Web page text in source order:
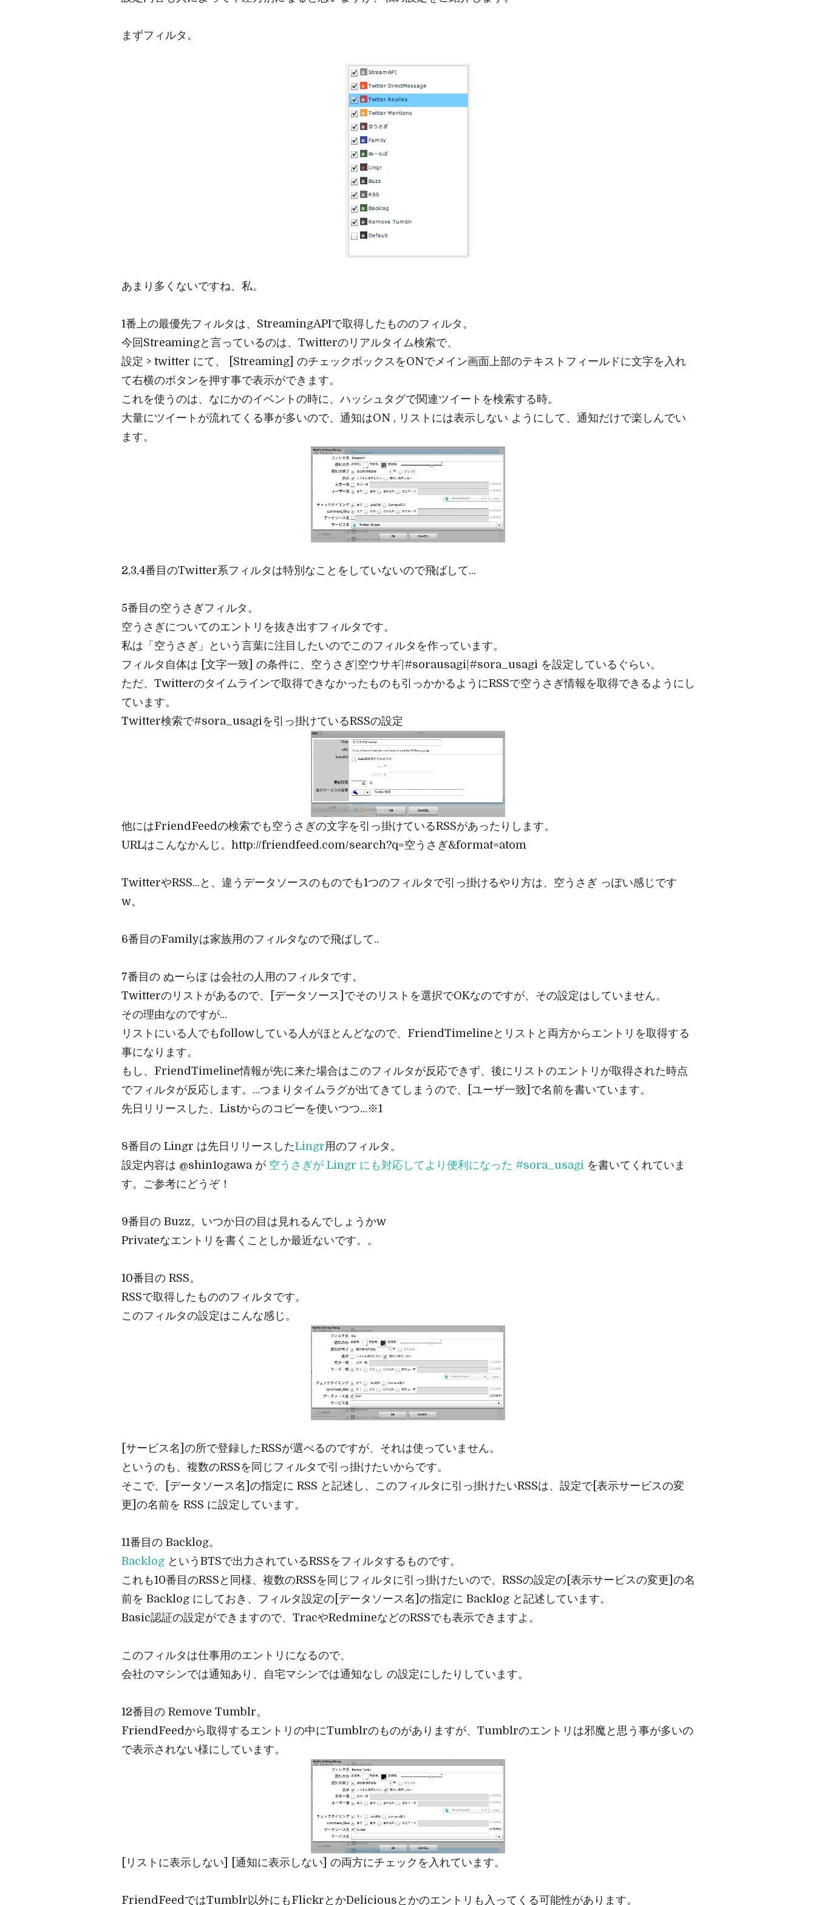
まずフィルタ。
あまり多くないですね、私。
1番上の最優先フィルタは、StreamingAPIで取得したもののフィルタ。
今回Streamingと言っているのは、Twitterのリアルタイム検索で、
設定 > twitter にて、 [Streaming] のチェックボックスをONでメイン画面上部のテキストフィールドに文字を入れ
て右横のボタンを押す事で表示ができます。
これを使うのは、なにかのイベントの時に、ハッシュタグで関連ツイートを検索する時。
大量にツイートが流れてくる事が多いので、通知はON , リストには表示しない ようにして、通知だけで楽しんでい
ます。
2,3,4番目のTwitter系フィルタは特別なことをしていないので飛ばして...
5番目の空うさぎフィルタ。
空うさぎについてのエントリを抜き出すフィルタです。
私は「空うさぎ」という言葉に注目したいのでこのフィルタを作っています。
フィルタ自体は [文字一致] の条件に、空うさぎ|空ウサギ|#sorausagi|#sora_usagi を設定しているぐらい。
ただ、Twitterのタイムラインで取得できなかったものも引っかかるようにRSSで空うさぎ情報を取得できるようにし
ています。
Twitter検索で#sora_usagiを引っ掛けているRSSの設定
他にはFriendFeedの検索でも空うさぎの文字を引っ掛けているRSSがあったりします。
URLはこんなかんじ。http://friendfeed.com/search?q=空うさぎ&format=atom
TwitterやRSS...と、違うデータソースのものでも1つのフィルタで引っ掛けるやり方は、空うさぎ っぽい感じです
w。
6番目のFamilyは家族用のフィルタなので飛ばして..
7番目の ぬーらぼ は会社の人用のフィルタです。
Twitterのリストがあるので、[データソース]でそのリストを選択でOKなのですが、その設定はしていません。
その理由なのですが...
リストにいる人でもfollowしている人がほとんどなので、FriendTimelineとリストと両方からエントリを取得する
事になります。
もし、FriendTimeline情報が先に来た場合はこのフィルタが反応できず、後にリストのエントリが取得された時点
でフィルタが反応します。...つまりタイムラグが出てきてしまうので、[ユーザ一致]で名前を書いています。
先日リリースした、Listからのコピーを使いつつ...※1
8番目の Lingr は先日リリースしたLingr用のフィルタ。
設定内容は @shin1ogawa が 空うさぎが Lingr にも対応してより便利になった #sora_usagiを書いてくれていま
す。ご参考にどうぞ！
9番目の Buzz。いつか日の目は見れるんでしょうかw
Privateなエントリを書くことしか最近ないです。。
10番目の RSS。
RSSで取得したもののフィルタです。
このフィルタの設定はこんな感じ。
[サービス名]の所で登録したRSSが選べるのですが、それは使っていません。
というのも、複数のRSSを同じフィルタで引っ掛けたいからです。
そこで、[データソース名]の指定に RSS と記述し、このフィルタに引っ掛けたいRSSは、設定で[表示サービスの変
更]の名前を RSS に設定しています。
11番目の Backlog。
BacklogというBTSで出力されているRSSをフィルタするものです。
これも10番目のRSSと同様、複数のRSSを同じフィルタに引っ掛けたいので、RSSの設定の[表示サービスの変更]の名
前を Backlog にしておき、フィルタ設定の[データソース名]の指定に Backlog と記述しています。
Basic認証の設定ができますので、TracやRedmineなどのRSSでも表示できますよ。
このフィルタは仕事用のエントリになるので、
会社のマシンでは通知あり、自宅マシンでは通知なし の設定にしたりしています。
12番目の Remove Tumblr。
FriendFeedから取得するエントリの中にTumblrのものがありますが、Tumblrのエントリは邪魔と思う事が多いの
で表示されない様にしています。
[リストに表示しない] [通知に表示しない] の両方にチェックを入れています。
FriendFeedではTumblr以外にもFlickrとかDeliciousとかのエントリも入ってくる可能性があります。